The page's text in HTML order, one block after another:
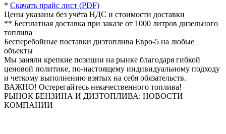
* Скачать прайс лист (PDF)
Цены указаны без учёта НДС и стоимости доставки
** Бесплатная доставка при заказе от 1000 литров дизельного
топлива
Бесперебойные поставки дизтоплива Евро-5 на любые
объекты
Мы заняли крепкие позиции на рынке благодаря гибкой
ценовой политике, по-настоящему индивидуальному подходу
и четкому выполнению взятых на себя обязательств.
ВАЖНО! Остерегайтесь некачественного топлива!
РЫНОК БЕНЗИНА И ДИЗТОПЛИВА: НОВОСТИ
КОМПАНИИ